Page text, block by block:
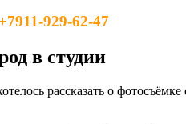
929-62-47
в студии
рассказать о